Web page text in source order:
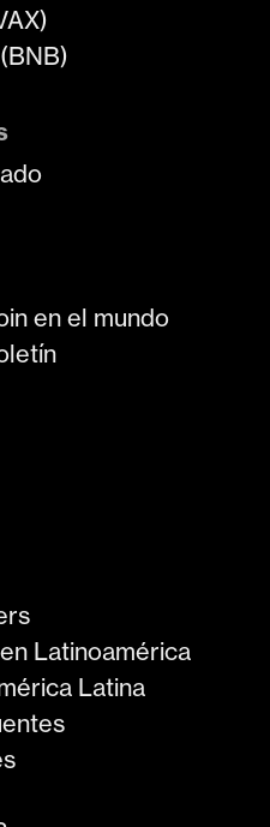
en el mundo
Latinoamérica
Latina